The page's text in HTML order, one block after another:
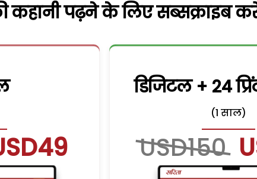
पढ़ने के लिए सब्सक्राइब
डिजिटल + 24
(1 साल)
USD150